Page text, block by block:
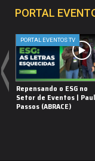
PORTAL
< PORTAL EVENTOS TV
Repensando o ESG no
Setor de Eventos |
Passos (ABRACE)